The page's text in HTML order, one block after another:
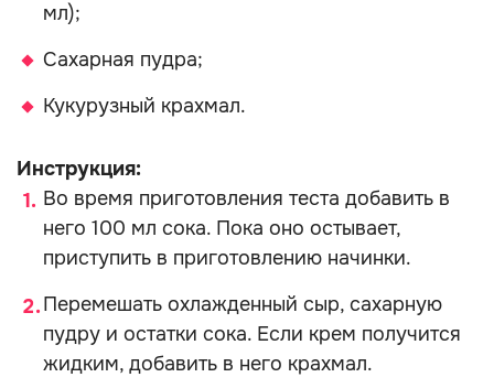
мл);
Сахарная пудра;
Кукурузный крахмал.
Инструкция:
Во время приготовления теста добавить в
него 100 мл сока. Пока оно остывает,
приступить в приготовлению начинки.
Перемешать охлажденный сыр, сахарную
пудру и остатки сока. Если крем получится
жидким, добавить в него крахмал.